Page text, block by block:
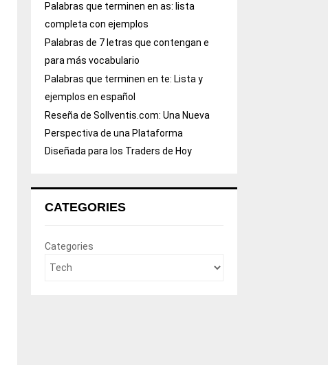
Palabras que terminen en as: lista
completa con ejemplos
Palabras de 7 letras que contengan e
para más vocabulario
Palabras que terminen en te: Lista y
ejemplos en español
Reseña de Sollventis.com: Una Nueva
Perspectiva de una Plataforma
Diseñada para los Traders de Hoy
CATEGORIES
Categories